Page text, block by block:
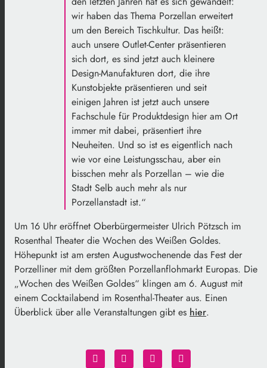
wir haben das Thema Porzellan erweitert
um den Bereich Tischkultur. Das heißt:
auch unsere Outlet-Center präsentieren
sich dort, es sind jetzt auch kleinere
Design-Manufakturen dort, die ihre
Kunstobjekte präsentieren und seit
einigen Jahren ist jetzt auch unsere
Fachschule für Produktdesign hier am Ort
immer mit dabei, präsentiert ihre
Neuheiten. Und so ist es eigentlich nach
wie vor eine Leistungsschau, aber ein
bisschen mehr als Porzellan – wie die
Stadt Selb auch mehr als nur
Porzellanstadt ist.“
Um 16 Uhr eröffnet Oberbürgermeister Ulrich Pötzsch im
Rosenthal Theater die Wochen des Weißen Goldes.
Höhepunkt ist am ersten Augustwochenende das Fest der
Porzelliner mit dem größten Porzellanflohmarkt Europas. Die
„Wochen des Weißen Goldes“ klingen am 6. August mit
einem Cocktailabend im Rosenthal-Theater aus. Einen
Überblick über alle Veranstaltungen gibt es hier.